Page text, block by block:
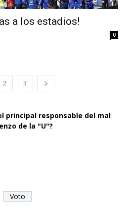
a los estadios!
0
2 3
principal responsable del mal
de la "U"?